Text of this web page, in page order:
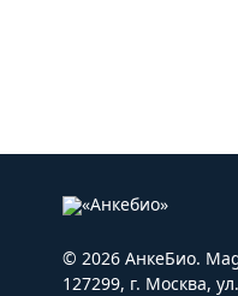
© 2026 АнкеБио.
127299, г. Москва,